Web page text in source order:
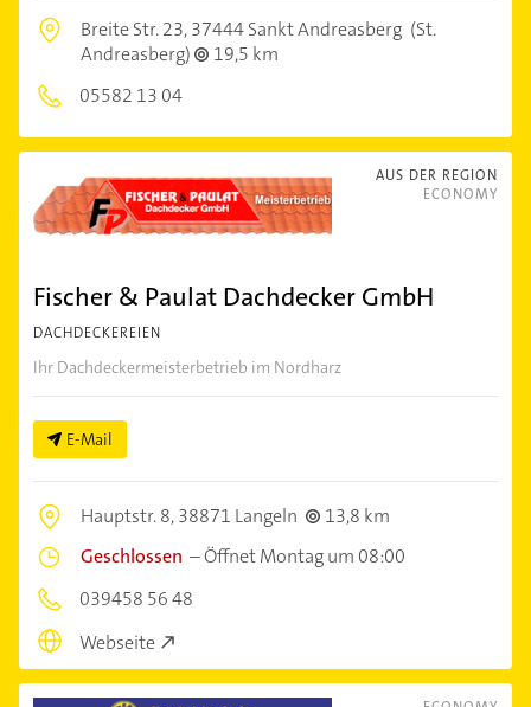
Breite Str. 23,37444 Sankt Andreasberg (St.
Andreasberg)
19,5 km
05582 13 04
AUS DER REGION
ECONOMY
Fischer & Paulat Dachdecker GmbH
DACHDECKEREIEN
Ihr Dachdeckermeisterbetrieb im Nordharz
E-Mail
Hauptstr. 8,38871 Langeln
13,8 km
Geschlossen –Öffnet Montag um 08:00
039458 56 48
Webseite